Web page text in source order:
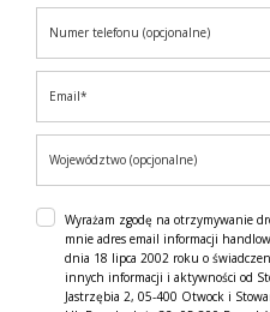
Wyrażam zgodę na otrzymywanie
mnie adres email informacji
dnia 18 lipca 2002 roku o
innych informacji i aktywności od
Jastrzębia 2, 05-400 Otwock i